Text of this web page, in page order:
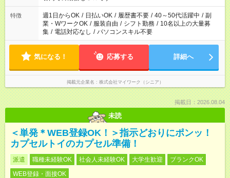
特徴 週1日からOK / 日払いOK / 履歴書不要 / 40～50代活躍中 / 副
業・WワークOK / 服装自由 / シフト勤務 / 10名以上の大量募
集 / 電話対応なし / パソコンスキル不要
気になる！ 応募する 詳細へ
掲載元企業名 株式会社マイワーク（シニア）
掲載日：2026.08.04
未読
＜単発＊WEB登録OK！＞指示どおりにポンッ！
カプセルトイのカプセル準備！
派遣 職種未経験OK 社会人未経験OK 大学生歓迎
ブランクOK
WEB登録・面接OK